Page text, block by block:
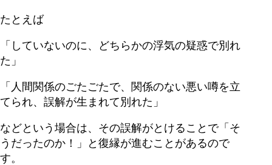
たとえば
「していないのに、どちらかの浮気の疑惑で別れ
た」
「人間関係のごたごたで、関係のない悪い噂を立
てられ、誤解が生まれて別れた」
などという場合は、その誤解がとけることで「そ
うだったのか！」と復縁が進むことがあるので
す。